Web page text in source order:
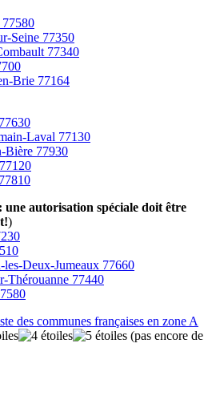
Seine 77350
77340
Brie 77164
Laval 77130
77930
autorisation spéciale doit être
)
Deux-Jumeaux 77660
Thérouanne 77440
des communes françaises en zone A
(pas encore de